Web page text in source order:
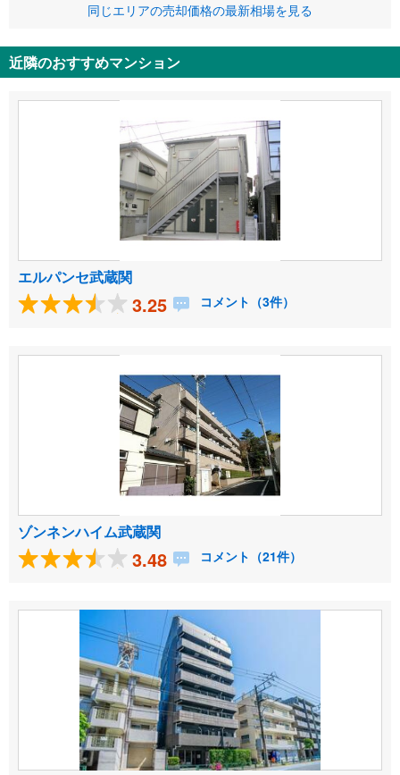
同じエリアの売却価格の最新相場を見る
近隣のおすすめマンション
エルパンセ武蔵関
3.25 コメント（3件）
ゾンネンハイム武蔵関
3.48 コメント（21件）